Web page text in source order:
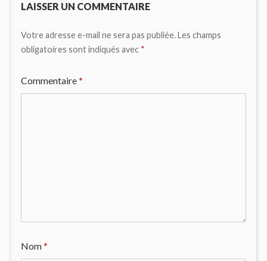
LAISSER UN COMMENTAIRE
Votre adresse e-mail ne sera pas publiée.Les champs
obligatoires sont indiqués avec *
Commentaire*
Nom*